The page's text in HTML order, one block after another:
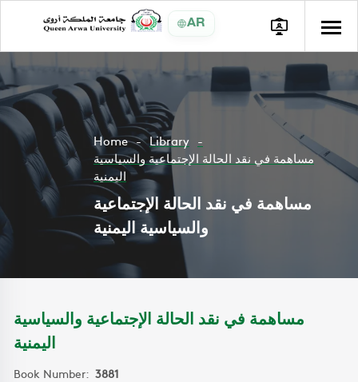
AR
Home
Library
مساهمة في نقد الحالة الإجتماعية والسياسية
اليمنية
مساهمة في نقد الحالة الإجتماعية
والسياسية اليمنية
مساهمة في نقد الحالة الإجتماعية والسياسية
اليمنية
Book Number: 3881